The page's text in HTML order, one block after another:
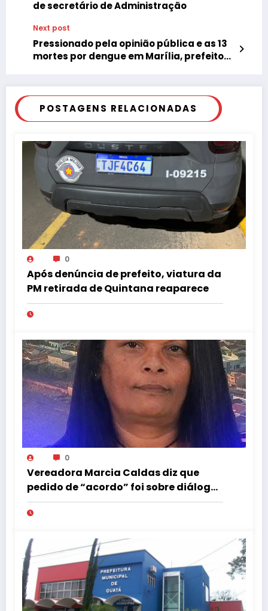
de secretário de Administração
Next post
Pressionado pela opinião pública e as 13
mortes por dengue em Marília, prefeito
POSTAGENS RELACIONADAS
0
Após denúncia de prefeito, viatura da
PM retirada de Quintana reaparece
0
Vereadora Marcia Caldas diz que
pedido de “acordo” foi sobre diálogo
institucional